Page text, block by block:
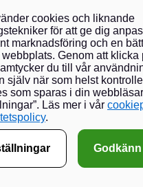
och nyheter från
avslutas när som helst.
cookies och liknande
för att ge dig
marknadsföring och en
Genom att klicka
du till vår
själv när som helst
som sparas i din
Läs mer i vår
.